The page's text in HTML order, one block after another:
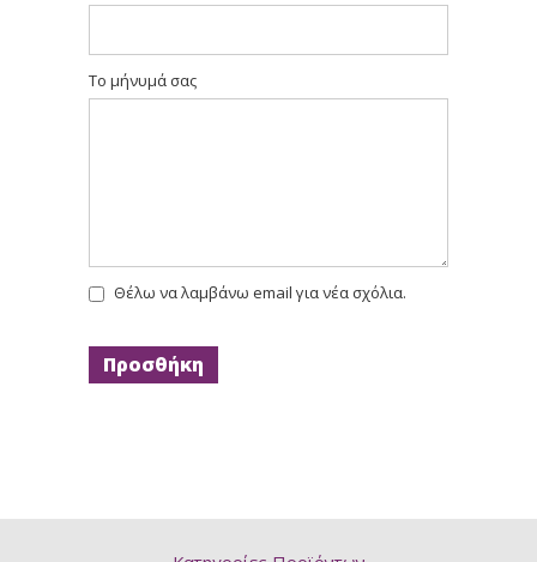
7.1
Ξανθό
Σαντρέ
Το μήνυμά σας
Θέλω να λαμβάνω email για νέα σχόλια.